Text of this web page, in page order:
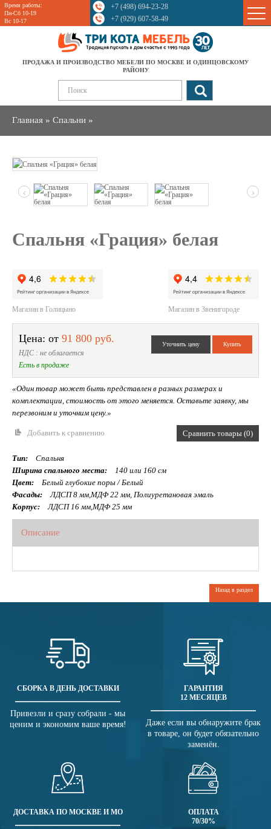
Время работы:
Пн-Сб 10-19
Вс 10-17
+7 (498) 694-23-28
+7 (929) 607-58-49
ПРОДАЖА И ПРОИЗВОДСТВО МЕБЕЛИ ПО МОСКВЕ И ОДИНЦОВСКОМУ
РАЙОНУ
Главная » Спальни »
Sale
‹ ›
Спальня «Грация» белая
Магазин в Голицыно Магазин в Звенигороде
Цена: от 91 800 руб.
НДС : не облагается
Есть в продаже
«Один товар может быть представлен в разных размерах и
комплектации, стоимость от этого меняется. Оставьте заявку, мы
перезвоним и уточним цену.»
Добавить к сравнению Сравнить товары (0)
Тип:
Спальня
Ширина спального места:
140 или 160 см
Цвет:
Белый глубокие поры / Белый
Фасады:
ЛДСП 8 мм,МДФ 22 мм, Полиуретановая эмаль
Корпус:
ЛДСП 16 мм,МДФ 25 мм
Описание
Назад в раздел
СБОРКА В ДЕНЬ ДОСТАВКИ
Привезли и сразу собрали - мы
ценим и экономим ваше время!
ГАРАНТИЯ
12 МЕСЯЦЕВ
Даже если вы обнаружите брак
в товаре, он будет обязательно
заменён.
ДОСТАВКА ПО МОСКВЕ И МО
ОПЛАТА
70/30%